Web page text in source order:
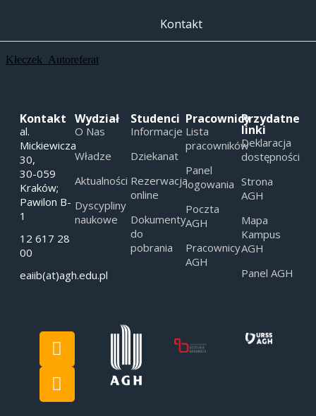
Kontakt
Kłeczek_Autoreferat
Kontakt
al.
Mickiewicza
30,
30-059
Kraków;
Pawilon B-
1
12 617 28
00
eaiib(at)agh.edu.pl
Wydział
O Nas
Władze
Aktualności
Dyscypliny
naukowe
Studenci
Informacje
Dziekanat
Rezerwacja
online
Dokumenty
do
pobrania
Pracownicy
Lista
pracowników
Panel
logowania
Poczta
AGH
Pracownicy
AGH
Przydatne
linki
Deklaracja
dostępności
Strona
AGH
Mapa
Kampus
AGH
Panel AGH